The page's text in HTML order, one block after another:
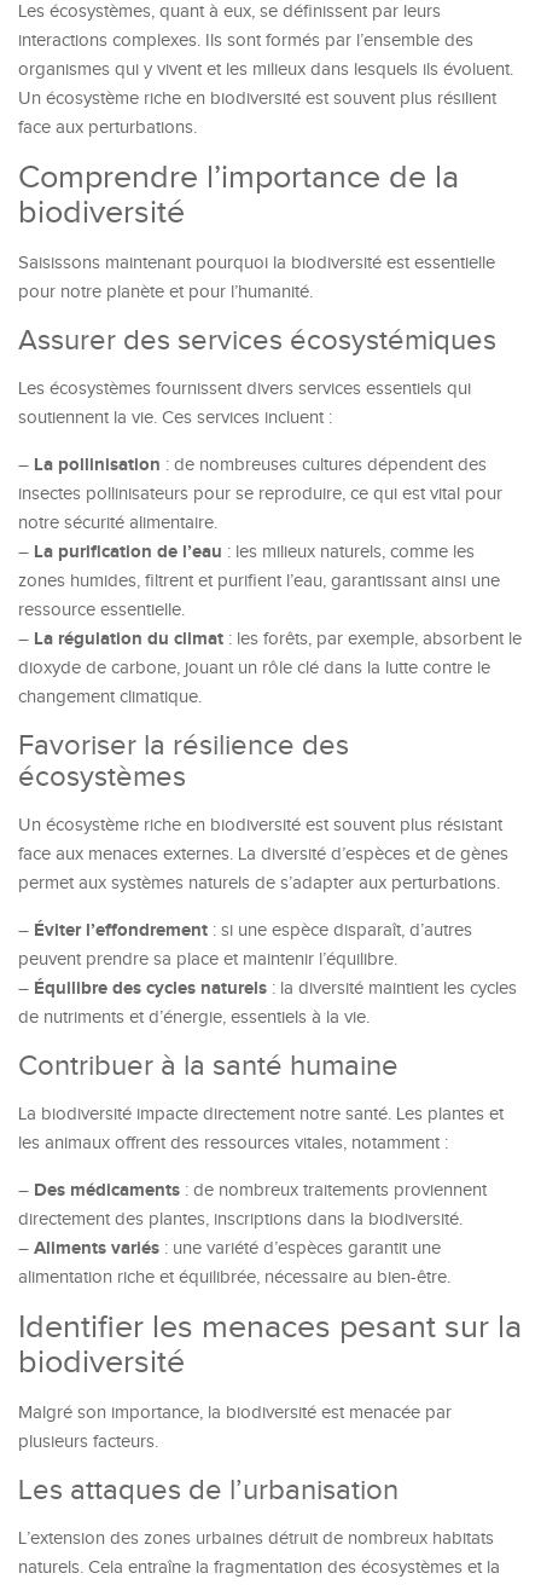
Les écosystèmes, quant à eux, se définissent par leurs
interactions complexes. Ils sont formés par l’ensemble des
organismes qui y vivent et les milieux dans lesquels ils évoluent.
Un écosystème riche en biodiversité est souvent plus résilient
face aux perturbations.
Comprendre l’importance de la
biodiversité
Saisissons maintenant pourquoi la biodiversité est essentielle
pour notre planète et pour l’humanité.
Assurer des services écosystémiques
Les écosystèmes fournissent divers services essentiels qui
soutiennent la vie. Ces services incluent :
– La pollinisation : de nombreuses cultures dépendent des
insectes pollinisateurs pour se reproduire, ce qui est vital pour
notre sécurité alimentaire.
– La purification de l’eau : les milieux naturels, comme les
zones humides, filtrent et purifient l’eau, garantissant ainsi une
ressource essentielle.
– La régulation du climat : les forêts, par exemple, absorbent le
dioxyde de carbone, jouant un rôle clé dans la lutte contre le
changement climatique.
Favoriser la résilience des
écosystèmes
Un écosystème riche en biodiversité est souvent plus résistant
face aux menaces externes. La diversité d’espèces et de gènes
permet aux systèmes naturels de s’adapter aux perturbations.
– Éviter l’effondrement : si une espèce disparaît, d’autres
peuvent prendre sa place et maintenir l’équilibre.
– Équilibre des cycles naturels : la diversité maintient les cycles
de nutriments et d’énergie, essentiels à la vie.
Contribuer à la santé humaine
La biodiversité impacte directement notre santé. Les plantes et
les animaux offrent des ressources vitales, notamment :
– Des médicaments : de nombreux traitements proviennent
directement des plantes, inscriptions dans la biodiversité.
– Aliments variés : une variété d’espèces garantit une
alimentation riche et équilibrée, nécessaire au bien-être.
Identifier les menaces pesant sur la
biodiversité
Malgré son importance, la biodiversité est menacée par
plusieurs facteurs.
Les attaques de l’urbanisation
L’extension des zones urbaines détruit de nombreux habitats
naturels. Cela entraîne la fragmentation des écosystèmes et la